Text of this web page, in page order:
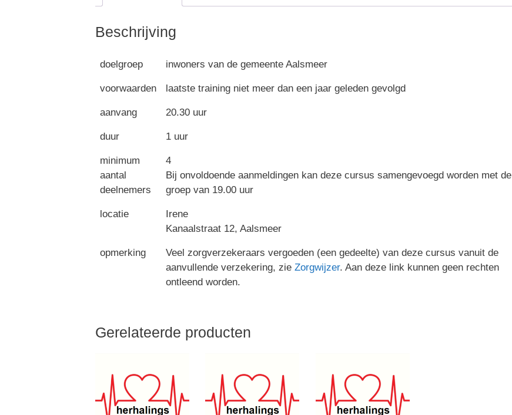
Beschrijving
doelgroep inwoners van de gemeente Aalsmeer
voorwaarden laatste training niet meer dan een jaar geleden gevolgd
aanvang 20.30 uur
duur 1 uur
minimum
aantal
deelnemers
4
Bij onvoldoende aanmeldingen kan deze cursus samengevoegd worden met de
groep van 19.00 uur
locatie
Irene
Kanaalstraat 12, Aalsmeer
opmerking
Veel zorgverzekeraars vergoeden (een gedeelte) van deze cursus vanuit de
aanvullende verzekering, zie Zorgwijzer. Aan deze link kunnen geen rechten
ontleend worden.
Gerelateerde producten